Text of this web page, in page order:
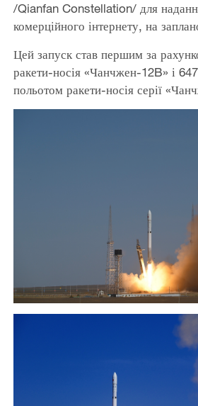
/Qianfan Constellation/ для
комерційного інтернету, на
Цей запуск став першим за
ракети-носія «Чанчжен-12B» і
польотом ракети-носія серії